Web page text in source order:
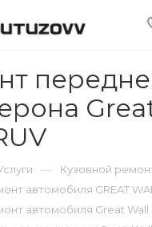
— Кузовной
автомобиля GREAT
автомобиля Great Wall